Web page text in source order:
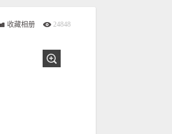
收藏相册 24848